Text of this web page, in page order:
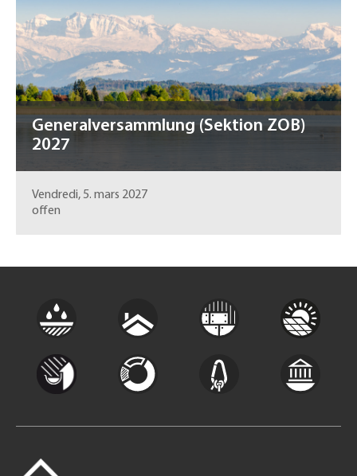
Generalversammlung (Sektion ZOB)
2027
Vendredi, 5. mars 2027
offen